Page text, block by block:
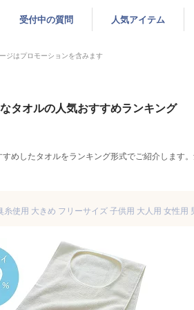
受付中の質問 人気アイテム
ジはプロモーションを含みます
タオルの人気おすすめランキング
めしたタオルをランキング形式でご紹介します